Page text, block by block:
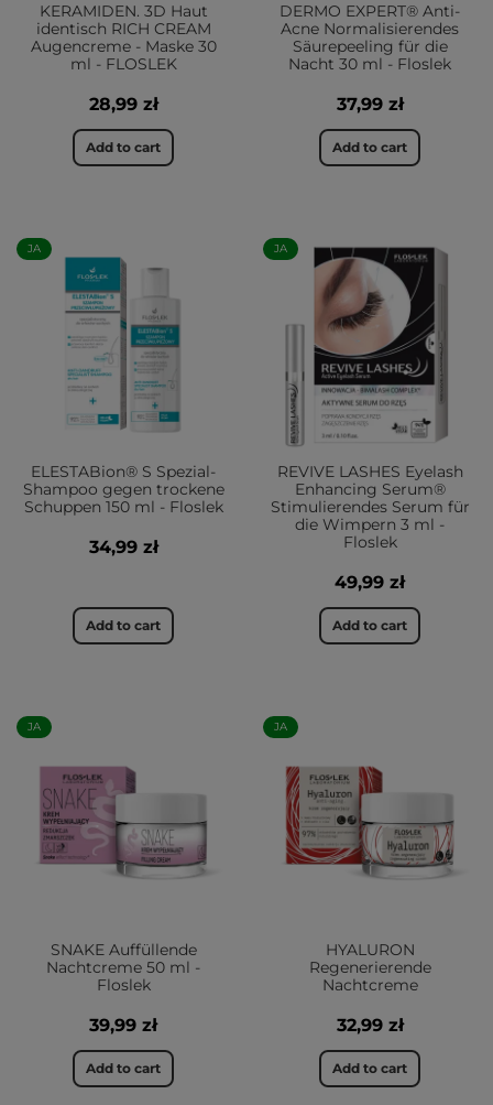
KERAMIDEN. 3D Haut
identisch RICH CREAM
Augencreme - Maske 30
ml - FLOSLEK
28,99 zł
Add to cart
DERMO EXPERT® Anti-
Acne Normalisierendes
Säurepeeling für die
Nacht 30 ml - Floslek
37,99 zł
Add to cart
JA
ELESTABion® S Spezial-
Shampoo gegen trockene
Schuppen 150 ml - Floslek
34,99 zł
Add to cart
JA
REVIVE LASHES Eyelash
Enhancing Serum®
Stimulierendes Serum für
die Wimpern 3 ml -
Floslek
49,99 zł
Add to cart
JA
SNAKE Auffüllende
Nachtcreme 50 ml -
Floslek
39,99 zł
Add to cart
JA
HYALURON
Regenerierende
Nachtcreme
32,99 zł
Add to cart